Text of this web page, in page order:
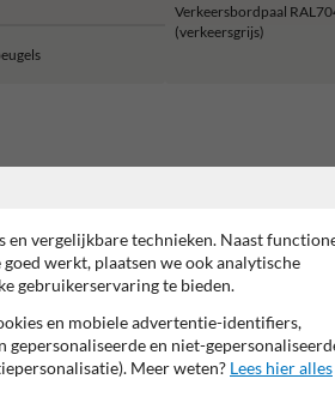
Verkeersbordpaal
(verkeersgrijs)
NEN ISO 1461 -
en signalisatie. Dankzij het compacte
met de Mini Foot sokkel staan jouw
en vergelijkbare technieken. Naast
werkt, plaatsen we ook analytische
gebruikerservaring te bieden.
en mobiele advertentie-identifiers,
en niet-
Meer weten? Lees hier alles